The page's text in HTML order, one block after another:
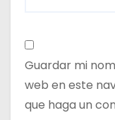
Guardar mi
web en este
que haga un